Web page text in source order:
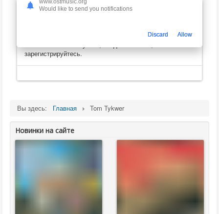
оценивать, оставлять комментарии, создавать
зарегистрируйтесь.
Вы здесь: Главная Tom Tykwer
Новинки на сайте
Would like to send you notifications
Discard Allow